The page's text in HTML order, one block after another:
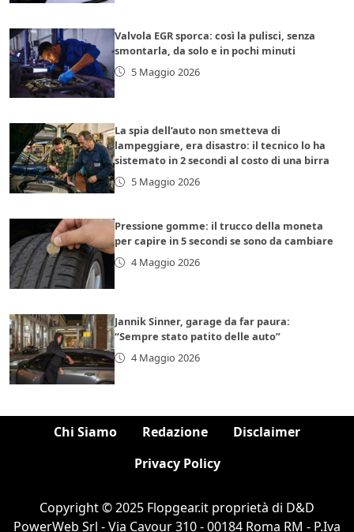
Valvola EGR sporca: così la pulisci, senza
smontarla, da solo e in pochi minuti
5 Maggio 2026
La spia dell’auto non smetteva di
lampeggiare, era disastro: il tecnico lo ha
sistemato in 2 secondi al costo di una birra
5 Maggio 2026
Pressione gomme: il trucco della moneta
per capire in 5 secondi se sono da cambiare
4 Maggio 2026
Jannik Sinner, garage da far paura:
“Sempre stato patito delle auto”
4 Maggio 2026
Chi Siamo Redazione
Disclaimer
Privacy Policy
Copyright © 2025 Flopgear.it proprietà di D&D
PowerWeb Srl - Via Cavour 310 - 00184 Roma RM - P.Iva